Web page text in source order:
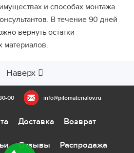
и способах монтажа
В течение 90 дней
вернуть остатки
материалов.
Наверх
00 info@pilomaterialov.ru
Доставка Возврат
Отзывы Распродажа